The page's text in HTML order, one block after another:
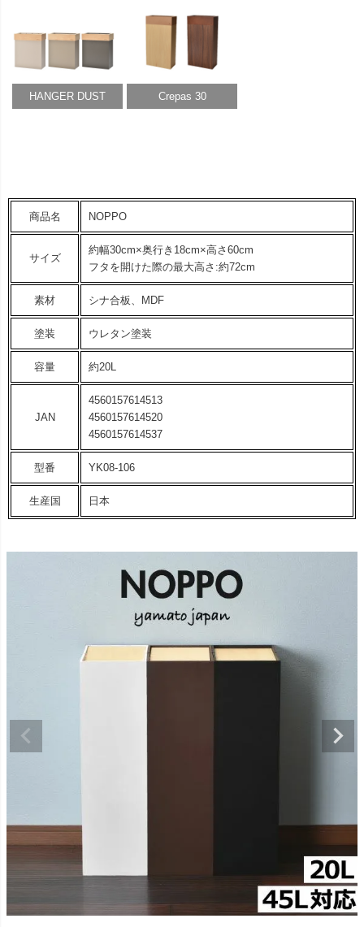
HANGER DUST Crepas 30
商品名 NOPPO
サイズ
約幅30cm×奥行き18cm×高さ60cm
フタを開けた際の最大高さ:約72cm
素材 シナ合板、MDF
塗装 ウレタン塗装
容量 約20L
JAN
4560157614513
4560157614520
4560157614537
型番 YK08-106
生産国 日本